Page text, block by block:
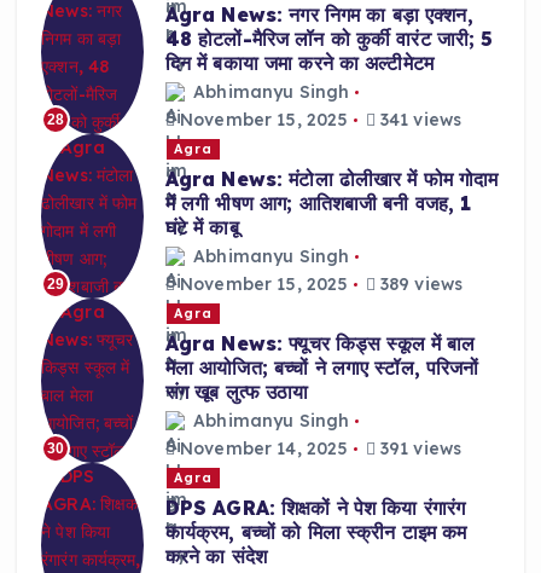
28
Agra News: नगर निगम का बड़ा एक्शन,
48 होटलों-मैरिज लॉन को कुर्की वारंट जारी; 5
दिन में बकाया जमा करने का अल्टीमेटम
Abhimanyu Singh
November 15, 2025
341 views
29
Agra
Agra News: मंटोला ढोलीखार में फोम गोदाम
में लगी भीषण आग; आतिशबाजी बनी वजह, 1
घंटे में काबू
Abhimanyu Singh
November 15, 2025
389 views
30
Agra
Agra News: फ्यूचर किड्स स्कूल में बाल
मेला आयोजित; बच्चों ने लगाए स्टॉल, परिजनों
संग खूब लुत्फ उठाया
Abhimanyu Singh
November 14, 2025
391 views
Agra
DPS AGRA: शिक्षकों ने पेश किया रंगारंग
कार्यक्रम, बच्चों को मिला स्क्रीन टाइम कम
करने का संदेश